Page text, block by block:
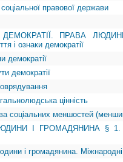
правової держави
ДЕМОКРАТІЇ. ПРАВА
і ознаки демократії
демократії
демократії
цінність
соціальних меншостей
І ГРОМАДЯНИНА § 1.
і громадянина.